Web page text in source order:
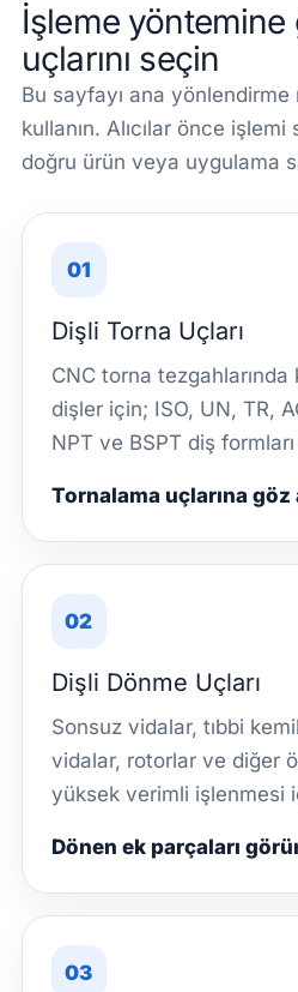
İşleme
uçlarını seçin
Bu sayfayı ana
kullanın. Alıcılar önce işlemi
doğru ürün veya uygulama
01
Dişli Torna Uçları
CNC torna tezgahlarında
dişler için; ISO, UN, TR,
NPT ve BSPT diş
Tornalama uçlarına göz
02
Dişli Dönme Uçları
Sonsuz vidalar, tıbbi
vidalar, rotorlar ve diğer
yüksek verimli işlenmesi
Dönen ek parçaları
03